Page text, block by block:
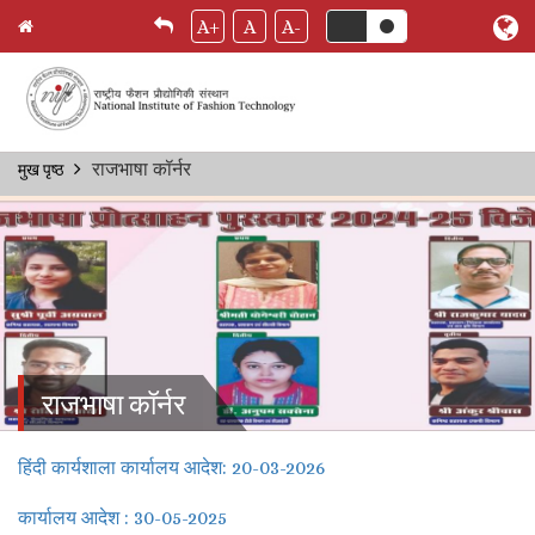
Skip
main
content
A+ A A-
Breadcrumb
मुख पृष्ठ राजभाषा कॉर्नर
राजभाषा कॉर्नर
हिंदी कार्यशाला कार्यालय आदेश: 20-03-2026
कार्यालय आदेश : 30-05-2025